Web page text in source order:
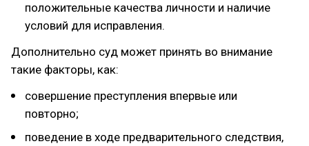
положительные качества личности и наличие
условий для исправления.
Дополнительно суд может принять во внимание
такие факторы, как:
совершение преступления впервые или
повторно;
поведение в ходе предварительного следствия,